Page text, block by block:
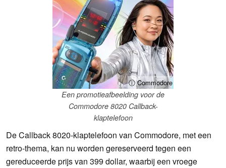
ⓘ Commodore
Een promotieafbeelding voor de
Commodore 8020 Callback-
klaptelefoon
De Callback 8020-klaptelefoon van Commodore, met een
retro-thema, kan nu worden gereserveerd tegen een
gereduceerde prijs van 399 dollar, waarbij een vroege